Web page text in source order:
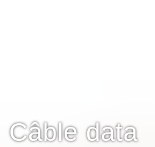
Câble data